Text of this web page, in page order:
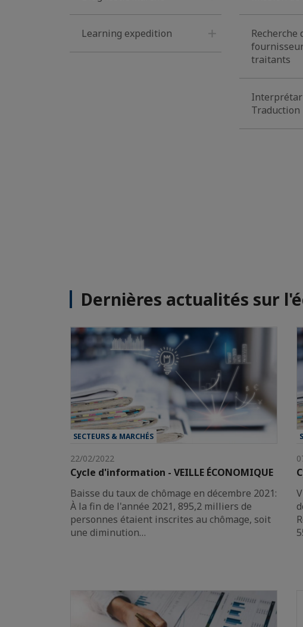
Learning expedition
Recherche
traitants
Traduction
Dernières actualités sur
SECTEURS & MARCHÉS
22/02/2022
Cycle d'information - VEILLE ÉCONOMIQUE
Baisse du taux de chômage en décembre 2021:
À la fin de l'année 2021, 895,2 milliers de
personnes étaient inscrites au chômage, soit
une diminution…